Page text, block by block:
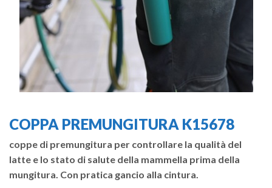
COPPA PREMUNGITURA K15678
coppe di premungitura per controllare la qualità del
latte e lo stato di salute della mammella prima della
mungitura. Con pratica gancio alla cintura.